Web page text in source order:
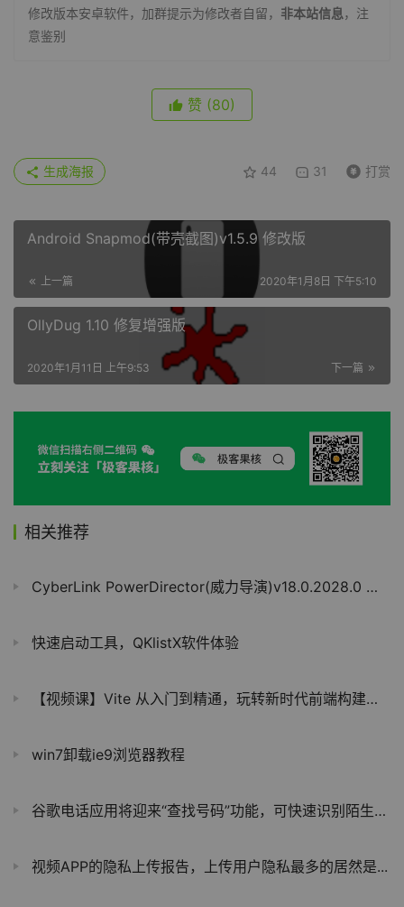
修改版本安卓软件，加群提示为修改者自留， 非本站信息，注
意鉴别
赞 (80)
44 31 打赏
生成海报
Android Snapmod(带壳截图)v1.5.9 修改版
上一篇 2020年1月8日 下午5:10
OllyDug 1.10 修复增强版
下一篇
2020年1月11日 上午9:53
相关推荐
CyberLink PowerDirector(威力导演)v18.0.2028.0 修改版
快速启动工具，QKlistX软件体验
【视频课】Vite 从入门到精通，玩转新时代前端构建法则
win7卸载ie9浏览器教程
谷歌电话应用将迎来“查找号码”功能，可快速识别陌生来电
视频APP的隐私上传报告，上传用户隐私最多的居然是...